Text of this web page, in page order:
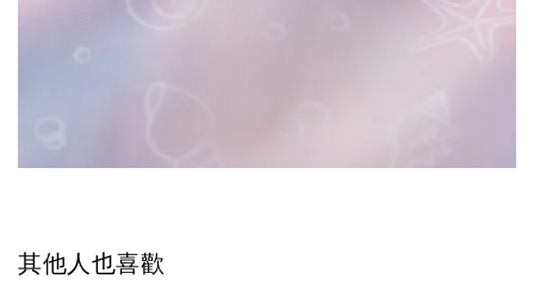
其他人也喜歡